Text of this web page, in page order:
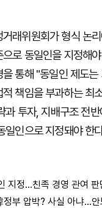
래위원회가 형식 논
로 동일인을 지정해
통해 "동일인 제도
책임을 부과하는 최
과 투자, 지배구조 전
일인으로 지정돼야 한
지정…친족 경영 관여 판
부 압박? 사실 아냐…안